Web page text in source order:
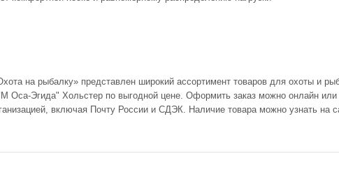
на рыбалку» представлен широкий ассортимент товаров для охоты и
Оса-Эгида" Хольстер по выгодной цене. Оформить заказ можно онлайн
включая Почту России и СДЭК. Наличие товара можно узнать на